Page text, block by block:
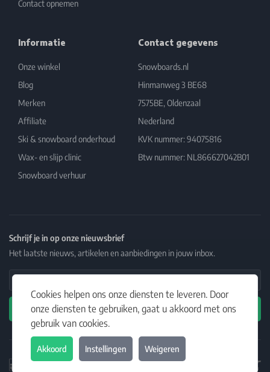
Cookies helpen ons onze diensten te leveren. Door
onze diensten te gebruiken, gaat u akkoord met ons
gebruik van cookies.
Akkoord Instellingen Weigeren
Contact opnemen
Informatie
Onze winkel
Blog
Merken
Affiliate
Ski & snowboard onderhoud
Wax- en slijp clinic
Snowboard verhuur
Contact gegevens
Snowboards.nl
Hinmanweg 3 BE68
7575BE, Oldenzaal
Nederland
KVK nummer: 94075816
Btw nummer: NL866627042B01
Schrijf je in op onze nieuwsbrief
Het laatste nieuws, artikelen en aanbiedingen in jouw inbox.
Email Address
Abonneren